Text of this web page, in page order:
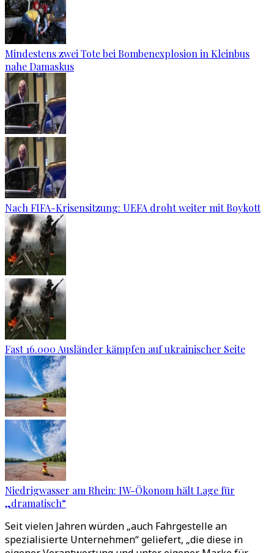
Mindestens zwei Tote bei Bombenexplosion in Kleinbus
nahe Damaskus
Nach FIFA-Krisensitzung: UEFA droht weiter mit Boykott
Fast 16.000 Ausländer kämpfen auf ukrainischer Seite
Niedrigwasser am Rhein: IW-Ökonom hält Lage für
„dramatisch“
Seit vielen Jahren würden „auch Fahrgestelle an
spezialisierte Unternehmen“ geliefert, „die diese in